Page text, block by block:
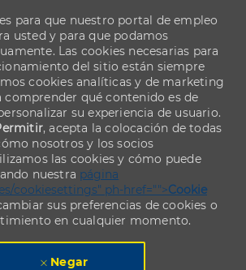
para que nuestro portal de empleo
usted y para que podamos
Las cookies necesarias para
del sitio están siempre
cookies analíticas y de marketing
comprender qué contenido es de
su experiencia de usuario.
, acepta la colocación de todas
nosotros y los socios
las cookies y cómo puede
nuestra página
cookiesettings" ph-href="">Cookie
sus preferencias de cookies o
en cualquier momento.
Negar